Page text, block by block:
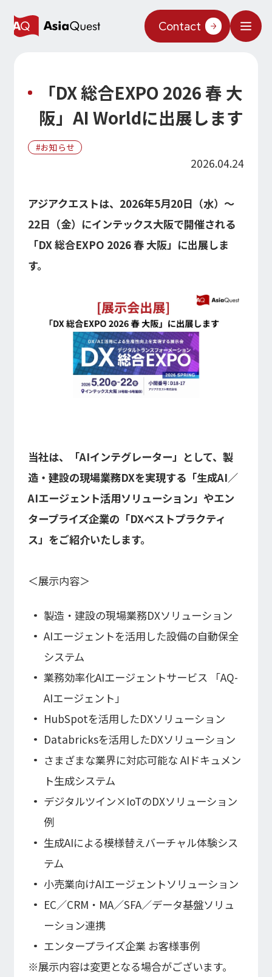
Why AsiaQuest?
Service
AIソリューション
AQ-AI エージェントシリーズ
AI エージェント基盤構築支援
コンセプトケース
建設・不動産DX
小売・流通DX
コンサルティング
DXコンサルティング
内製化支援
SAPコンサルティング
PM / PMO支援
モダナイゼーション
アプリケーション／システム
マルチクラウド導入
データ基盤
AI／生成AI
AIエージェント／生成AI／LLM
Web3D／XRシステム
UI/UX
統合CRM
AWS
SaaS／セキュリティシステム
パートナー
クラウド
セキュリティ
データ基盤 / ETL
CAD / 3D・BIM / CIM
ERP
Projects
Information
お知らせ
イベント・ウェビナー
コラム
DX Navigator
Tech Blog
DX用語集
About Us
コーポレートメッセージ
代表メッセージ
アクセスマップ
IRニュース一覧
投資家の皆様へ
会社概要
コーポレート・ガバナンス
業績・財務情報
財政状態
IRライブラリ
IRライブラリ一覧
決算短信
決算説明資料
有価証券報告等法定開示資料
適時開示情報
株式情報
株式基本情報
株価情報
その他IR情報
IRカレンダー
FAQ
ディスクロージャーポリシー
免責事項
IR情報お問合せ
Careers
Contact
Contact
「DX 総合EXPO 2026 春 大
阪」AI Worldに出展します
お知らせ
2026.04.24
アジアクエストは、2026年5月20日（水）～
22日（金）にインテックス大阪で開催される
「DX 総合EXPO 2026 春 大阪」に出展しま
す。
当社は、「AIインテグレーター」として、製
造・建設の現場業務DXを実現する「生成AI／
AIエージェント活用ソリューション」やエン
タープライズ企業の「DXベストプラクティ
ス」をご紹介いたします。
＜展示内容＞
製造・建設の現場業務DXソリューション
AIエージェントを活用した設備の自動保全
システム
業務効率化AIエージェントサービス 「AQ-
AIエージェント」
HubSpotを活用したDXソリューション
Databricksを活用したDXソリューション
さまざまな業界に対応可能な AIドキュメン
ト生成システム
デジタルツイン×IoTのDXソリューション
例
生成AIによる模様替えバーチャル体験シス
テム
小売業向けAIエージェントソリューション
EC／CRM・MA／SFA／データ基盤ソリュ
ーション連携
エンタープライズ企業 お客様事例
※展示内容は変更となる場合がございます。